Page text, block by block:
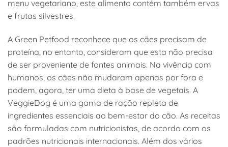
menu vegetariano, este alimento contém também ervas
e frutas silvestres.
A Green Petfood reconhece que os cães precisam de
proteína, no entanto, consideram que esta não precisa
de ser proveniente de fontes animais. Na vivência com
humanos, os cães não mudaram apenas por fora e
podem, agora, ter uma dieta à base de vegetais. A
VeggieDog é uma gama de ração repleta de
ingredientes essenciais ao bem-estar do cão. As receitas
são formuladas com nutricionistas, de acordo com os
padrões nutricionais internacionais. Além dos vários